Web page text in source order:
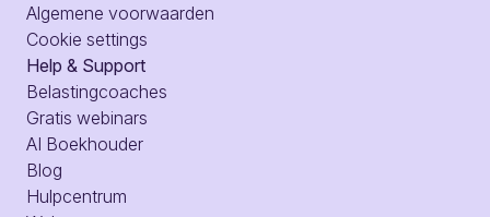
Algemene voorwaarden
Cookie settings
Help & Support
Belastingcoaches
Gratis webinars
AI Boekhouder
Blog
Hulpcentrum